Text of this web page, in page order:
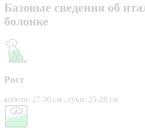
Базовые сведения об
болонке
Рост
кобели: 27-30 см , суки: 25-28 см